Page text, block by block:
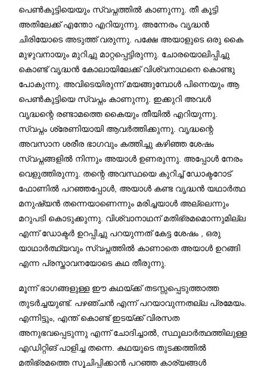
പെൺകുട്ടിയെയും സ്വപ്നത്തിൽ കാണുന്നു. തീ കൂട്ടി
അതിലേക്ക് എന്തോ എറിയുന്നു. അന്നേരം വൃദ്ധൻ
ചിരിയോടെ അടുത്ത് വരുന്നു. പക്ഷേ അയാളുടെ ഒരു കൈ
മുഴുവനായും മുറിച്ചു മാറ്റപ്പെട്ടിരുന്നു. ചോരയൊലിപ്പിച്ചു
കൊണ്ട് വൃദ്ധൻ കോലായിലേക്ക് വിശ്വനാഥനെ കൊണ്ടു
പോകുന്നു. അവിടെയിരുന്ന് മയങ്ങുമ്പോൾ പിന്നെയും ആ
പെൺകുട്ടിയെ സ്വപ്നം കാണുന്നു. ഇക്കുറി അവൾ
വൃദ്ധന്റെ രണ്ടാമത്തെ കൈയും തീയിൽ എറിയുന്നു.
സ്വപ്നം ശ്രേണിയായി ആവർത്തിക്കുന്നു. വൃദ്ധന്റെ
അവസാന ശരീര ഭാഗവും കത്തിച്ചു കഴിഞ്ഞ ശേഷം
സ്വപ്നങ്ങളിൽ നിന്നും അയാൾ ഉണരുന്നു. അപ്പോൾ നേരം
വെളുത്തിരുന്നു. തന്റെ അവസ്ഥയെ കുറിച്ച് ഡോക്ടറോട്
ഫോണിൽ പറഞ്ഞപ്പോൾ, അയാൾ കണ്ട വൃദ്ധൻ യഥാർത്ഥ
മനുഷ്യൻ തന്നെയാണെന്നും മരിച്ചയാൾ അല്ലെന്നും
മറുപടി കൊടുക്കുന്നു. വിശ്വാനാഥന് മതിഭ്രമമൊന്നുമില്ല
എന്ന് ഡോക്ടർ ഉറപ്പിച്ചു പറയുന്നത് കേട്ട ശേഷം , ഒരു
യാഥാർത്ഥ്യവും സ്വപ്നത്തിൽ കാണാതെ അയാൾ ഉറങ്ങി
എന്ന പ്രസ്താവനയോടെ കഥ തീരുന്നു.
മൂന്ന് ഭാഗങ്ങളുള്ള ഈ കഥയ്ക്ക് തടസ്സപ്പെടുത്താത്ത
തുടർച്ചയുണ്ട്. പഴഞ്ചൻ എന്ന് പറയാവുന്നതല്ല പ്രമേയം.
എന്നിട്ടും, എന്ത് കൊണ്ട് ഇടയ്ക്ക് വിരസത
അനുഭവപ്പെടുന്നു എന്ന് ചോദിച്ചാൽ, സ്ഥൂലാർത്ഥത്തിലുള്ള
എഡിറ്റിങ് പാളിച്ച തന്നെ. കഥയുടെ തുടക്കത്തിൽ
മതിഭ്രമത്തെ സൂചിപ്പിക്കാൻ പറഞ്ഞ കാര്യങ്ങൾ